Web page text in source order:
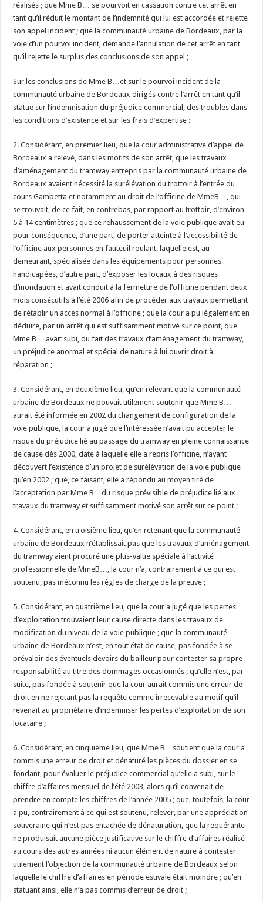
réalisés ; que Mme B… se pourvoit en cassation contre cet arrêt en
tant qu’il réduit le montant de l’indemnité qui lui est accordée et rejette
son appel incident ; que la communauté urbaine de Bordeaux, par la
voie d’un pourvoi incident, demande l’annulation de cet arrêt en tant
qu’il rejette le surplus des conclusions de son appel ;
Sur les conclusions de Mme B…et sur le pourvoi incident de la
communauté urbaine de Bordeaux dirigés contre l’arrêt en tant qu’il
statue sur l’indemnisation du préjudice commercial, des troubles dans
les conditions d’existence et sur les frais d’expertise :
2. Considérant, en premier lieu, que la cour administrative d’appel de
Bordeaux a relevé, dans les motifs de son arrêt, que les travaux
d’aménagement du tramway entrepris par la communauté urbaine de
Bordeaux avaient nécessité la surélévation du trottoir à l’entrée du
cours Gambetta et notamment au droit de l’officine de MmeB…, qui
se trouvait, de ce fait, en contrebas, par rapport au trottoir, d’environ
5 à 14 centimètres ; que ce rehaussement de la voie publique avait eu
pour conséquence, d’une part, de porter atteinte à l’accessibilité de
l’officine aux personnes en fauteuil roulant, laquelle est, au
demeurant, spécialisée dans les équipements pour personnes
handicapées, d’autre part, d’exposer les locaux à des risques
d’inondation et avait conduit à la fermeture de l’officine pendant deux
mois consécutifs à l’été 2006 afin de procéder aux travaux permettant
de rétablir un accès normal à l’officine ; que la cour a pu légalement en
déduire, par un arrêt qui est suffisamment motivé sur ce point, que
Mme B… avait subi, du fait des travaux d’aménagement du tramway,
un préjudice anormal et spécial de nature à lui ouvrir droit à
réparation ;
3. Considérant, en deuxième lieu, qu’en relevant que la communauté
urbaine de Bordeaux ne pouvait utilement soutenir que Mme B…
aurait été informée en 2002 du changement de configuration de la
voie publique, la cour a jugé que l’intéressée n’avait pu accepter le
risque du préjudice lié au passage du tramway en pleine connaissance
de cause dès 2000, date à laquelle elle a repris l’officine, n’ayant
découvert l’existence d’un projet de surélévation de la voie publique
qu’en 2002 ; que, ce faisant, elle a répondu au moyen tiré de
l’acceptation par Mme B…du risque prévisible de préjudice lié aux
travaux du tramway et suffisamment motivé son arrêt sur ce point ;
4. Considérant, en troisième lieu, qu’en retenant que la communauté
urbaine de Bordeaux n’établissait pas que les travaux d’aménagement
du tramway aient procuré une plus-value spéciale à l’activité
professionnelle de MmeB…, la cour n’a, contrairement à ce qui est
soutenu, pas méconnu les règles de charge de la preuve ;
5. Considérant, en quatrième lieu, que la cour a jugé que les pertes
d’exploitation trouvaient leur cause directe dans les travaux de
modification du niveau de la voie publique ; que la communauté
urbaine de Bordeaux n’est, en tout état de cause, pas fondée à se
prévaloir des éventuels devoirs du bailleur pour contester sa propre
responsabilité au titre des dommages occasionnés ; qu’elle n’est, par
suite, pas fondée à soutenir que la cour aurait commis une erreur de
droit en ne rejetant pas la requête comme irrecevable au motif qu’il
revenait au propriétaire d’indemniser les pertes d’exploitation de son
locataire ;
6. Considérant, en cinquième lieu, que Mme B…soutient que la cour a
commis une erreur de droit et dénaturé les pièces du dossier en se
fondant, pour évaluer le préjudice commercial qu’elle a subi, sur le
chiffre d’affaires mensuel de l’été 2003, alors qu’il convenait de
prendre en compte les chiffres de l’année 2005 ; que, toutefois, la cour
a pu, contrairement à ce qui est soutenu, relever, par une appréciation
souveraine qui n’est pas entachée de dénaturation, que la requérante
ne produisait aucune pièce justificative sur le chiffre d’affaires réalisé
au cours des autres années ni aucun élément de nature à contester
utilement l’objection de la communauté urbaine de Bordeaux selon
laquelle le chiffre d’affaires en période estivale était moindre ; qu’en
statuant ainsi, elle n’a pas commis d’erreur de droit ;